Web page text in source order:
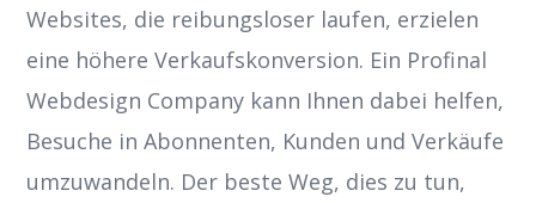
Websites, die reibungsloser laufen, erzielen
eine höhere Verkaufskonversion. Ein Profinal
Webdesign Company kann Ihnen dabei helfen,
Besuche in Abonnenten, Kunden und Verkäufe
umzuwandeln. Der beste Weg, dies zu tun,